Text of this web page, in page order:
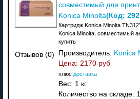
Отзывов (0)
совместимый для
Konica Minolta(Код:
Картридж Konica Minolta
Konica Minolta, совместимый
купить
Производитель: Konica
Цена: 2170 руб
плюс доставка
Вес: 1 кг.
Количество на складе: 1